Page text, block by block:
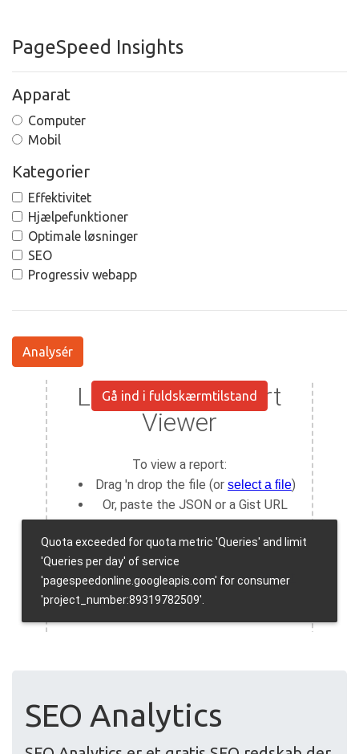
PageSpeed Insights
Apparat
Computer
Mobil
Kategorier
Effektivitet
Hjælpefunktioner
Optimale løsninger
SEO
Progressiv webapp
Analysér
Gå ind i fuldskærmtilstand
SEO Analytics